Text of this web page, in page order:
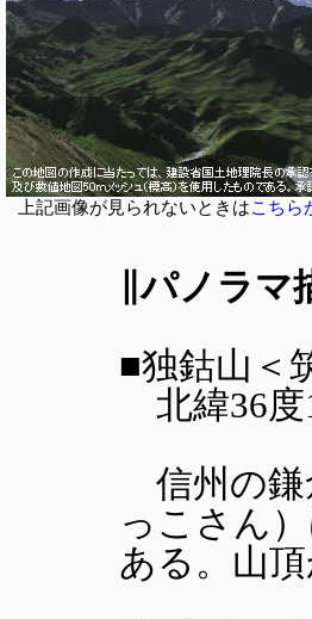
上記画像が見られないときはこちら
∥パノラマ
■独鈷山＜
北緯36度
信州の鎌
っこさん
ある。山